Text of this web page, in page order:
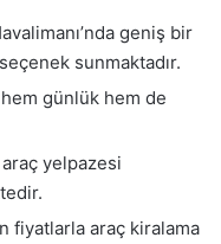
geniş bir
sunmaktadır.
günlük hem de
yelpazesi
fiyatlarla araç kiralama